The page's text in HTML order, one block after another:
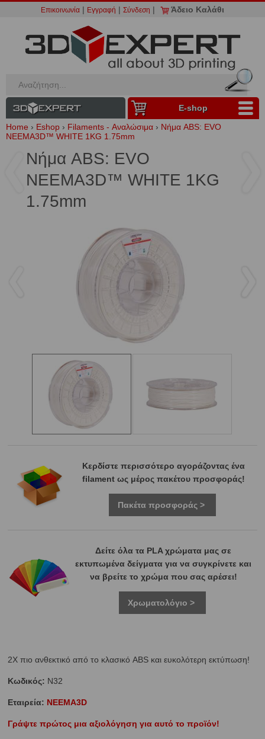
Επικοινωνία | Εγγραφή | Σύνδεση | Άδειο Καλάθι
Ε-shop
Home › Eshop › Filaments - Αναλώσιμα › Νήμα ABS: EVO
NEEMA3D™ WHITE 1KG 1.75mm
Νήμα ABS: EVO
NEEMA3D™ WHITE 1KG
1.75mm
Κερδίστε περισσότερο αγοράζοντας ένα
filament ως μέρος πακέτου προσφοράς!
Πακέτα προσφοράς >
Δείτε όλα τα PLA χρώματα μας σε
εκτυπωμένα δείγματα για να συγκρίνετε και
να βρείτε το χρώμα που σας αρέσει!
Χρωματολόγιο >
2Χ πιο ανθεκτικό από το κλασικό ABS και ευκολότερη εκτύπωση!
Κωδικός: N32
Εταιρεία: NEEMA3D
Γράψτε πρώτος μια αξιολόγηση για αυτό το προϊόν!